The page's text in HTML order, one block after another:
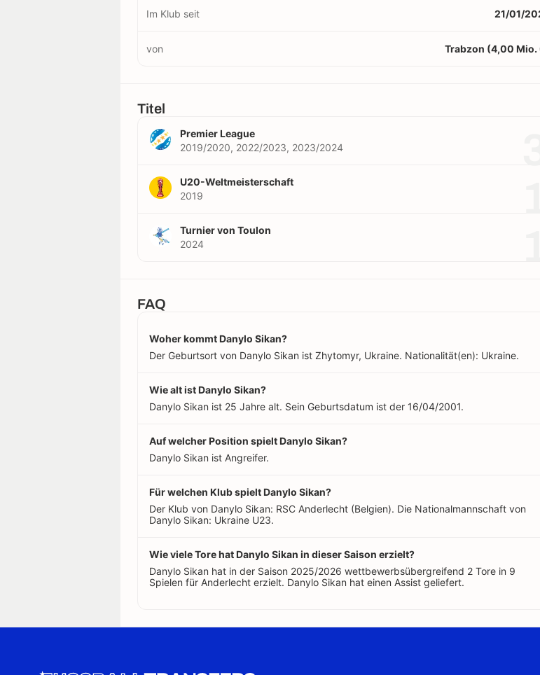
Im Klub seit 21/01/
von Trabzon (4,00 Mio.
Titel
Premier League
2019/2020, 2022/2023, 2023/2024
U20-Weltmeisterschaft
2019
Turnier von Toulon
2024
FAQ
Woher kommt Danylo Sikan?
Der Geburtsort von Danylo Sikan ist Zhytomyr, Ukraine. Nationalität(en): Ukraine.
Wie alt ist Danylo Sikan?
Danylo Sikan ist 25 Jahre alt. Sein Geburtsdatum ist der 16/04/2001.
Auf welcher Position spielt Danylo Sikan?
Danylo Sikan ist Angreifer.
Für welchen Klub spielt Danylo Sikan?
Der Klub von Danylo Sikan: RSC Anderlecht (Belgien). Die Nationalmannschaft von
Danylo Sikan: Ukraine U23.
Wie viele Tore hat Danylo Sikan in dieser Saison erzielt?
Danylo Sikan hat in der Saison 2025/2026 wettbewerbsübergreifend 2 Tore in 9
Spielen für Anderlecht erzielt. Danylo Sikan hat einen Assist geliefert.